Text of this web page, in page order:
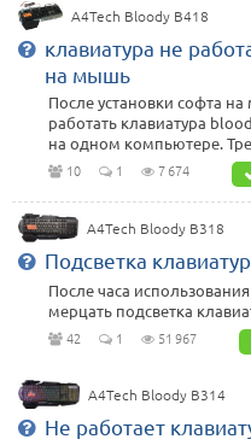
A4Tech Bloody B418
клавиатура не
на мышь
После установки софта
работать клавиатура
на одном компьютере.
10 1 7 674
A4Tech Bloody B318
Подсветка
После часа
мерцать подсветка
42 1 51 967
A4Tech Bloody B314
Не работает